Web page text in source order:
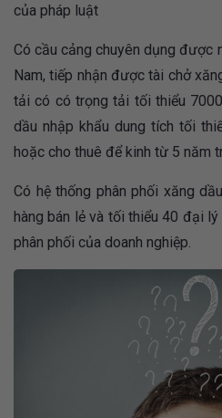
của pháp luật
Có cầu cảng chuyên dụng được
Nam, tiếp nhận được tài chở
tải có có trọng tải tối thiểu
dầu nhập khẩu dung tích tối
hoặc cho thuê để kinh từ 5 năm
Có hệ thống phân phối xăng
hàng bán lẻ và tối thiểu 40 đại
phân phối của doanh nghiệp.